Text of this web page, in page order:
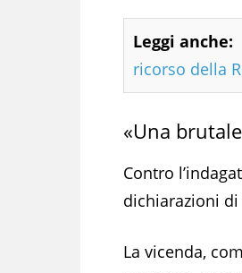
Leggi anche:
ricorso della
«Una
Contro
dichiarazioni
La vicenda,